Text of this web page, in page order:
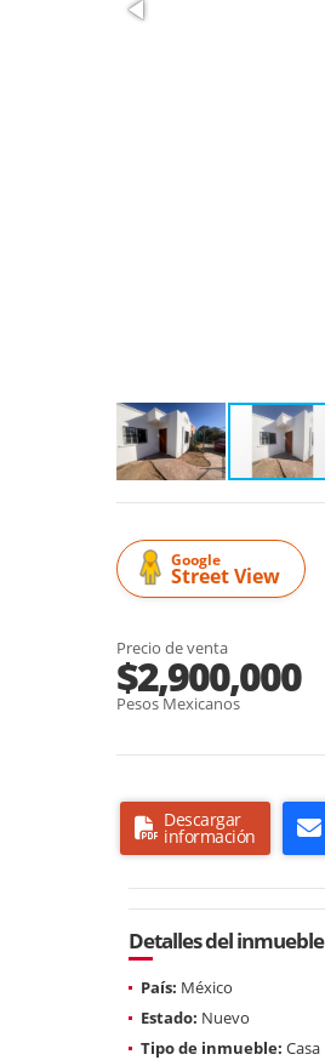
Google
Street View
Precio de venta
$2,900,000
Pesos Mexicanos
Descargar
información
Detalles del inmueble
País: México
Estado: Nuevo
Tipo de inmueble: Casa